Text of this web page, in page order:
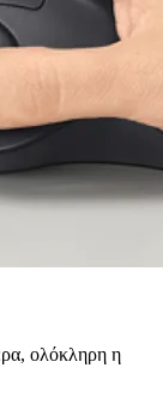
ολόκληρη η